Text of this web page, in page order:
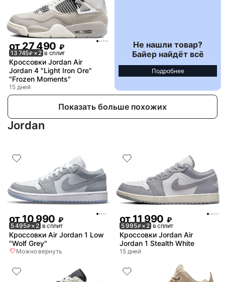
от27 490 ₽
13 745₽ × 2 в сплит
Кроссовки Jordan Air
Jordan 4 "Light Iron Ore"
"Frozen Moments"
15 дней
Не нашли товар?
Байер найдёт всё
Подробнее
Показать больше похожих
Jordan
от 10 990 ₽
5 495₽× 2 в сплит
Кроссовки Air Jordan 1 Low
"Wolf Grey"
Можно вернуть
от 11 990 ₽
5 995₽× 2 в сплит
Кроссовки Jordan Air
Jordan 1 Stealth White
15 дней